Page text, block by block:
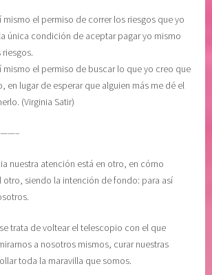
mismo el permiso de correr los riesgos que yo
única condición de aceptar pagar yo mismo
mismo el permiso de buscar lo que yo creo que
en lugar de esperar que alguien más me dé el
(Virginia Satir)
nuestra atención está en otro, en cómo
otro, siendo la intención de fondo: para así
trata de voltear el telescopio con el que
a nosotros mismos, curar nuestras
toda la maravilla que somos.